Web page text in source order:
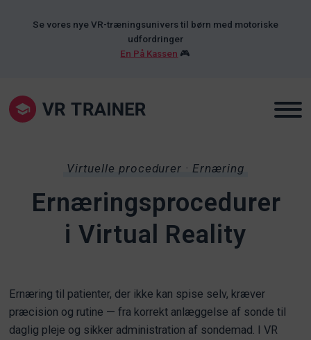
Se vores nye VR-træningsunivers til børn med motoriske
udfordringer
En På Kassen 🎮
Virtuelle procedurer · Ernæring
Ernæringsprocedurer
i Virtual Reality
Ernæring til patienter, der ikke kan spise selv, kræver
præcision og rutine — fra korrekt anlæggelse af sonde til
daglig pleje og sikker administration af sondemad. I VR